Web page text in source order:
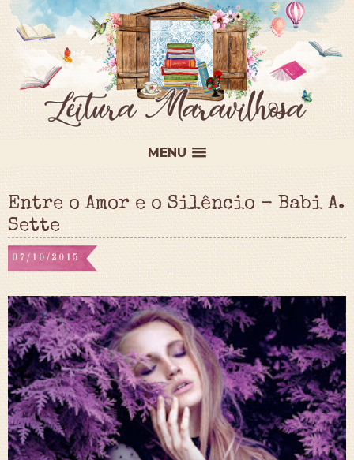
MENU
Entre o Amor e o Silêncio - Babi A.
Sette
07/10/2015